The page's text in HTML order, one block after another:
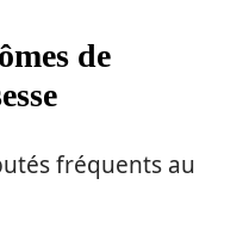
de
fréquents au